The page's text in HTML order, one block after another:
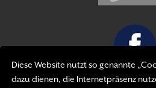
Diese Website nutzt so genannte
dazu dienen, die Internetpräsenz